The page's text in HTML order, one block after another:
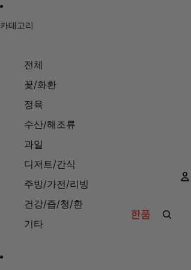
카테고리
전체
꽃/화환
정육
수산/해조류
과일
디저트/간식
주방/가전/리빙
건강/즙/청/환
기타